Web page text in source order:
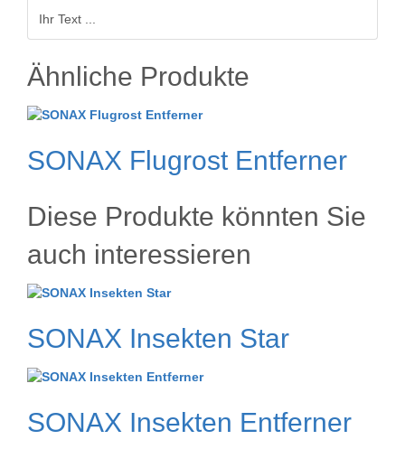
Ihr Text ...
Ähnliche Produkte
SONAX Flugrost Entferner
Diese Produkte könnten Sie
auch interessieren
SONAX Insekten Star
SONAX Insekten Entferner